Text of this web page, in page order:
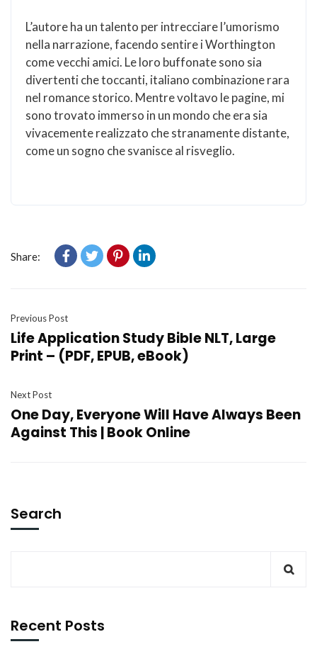
L’autore ha un talento per intrecciare l’umorismo
nella narrazione, facendo sentire i Worthington
come vecchi amici. Le loro buffonate sono sia
divertenti che toccanti, italiano combinazione rara
nel romance storico. Mentre voltavo le pagine, mi
sono trovato immerso in un mondo che era sia
vivacemente realizzato che stranamente distante,
come un sogno che svanisce al risveglio.
Share:
Previous Post
Life Application Study Bible NLT, Large
Print – (PDF, EPUB, eBook)
Next Post
One Day, Everyone Will Have Always Been
Against This | Book Online
Search
Recent Posts